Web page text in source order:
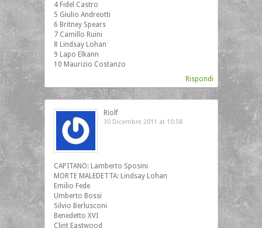
4 Fidel Castro
5 Giulio Andreotti
6 Britney Spears
7 Camillo Ruini
8 Lindsay Lohan
9 Lapo Elkann
10 Maurizio Costanzo
Rispondi
Riolf
30 Dicembre 2011 at 10:58
CAPITANO: Lamberto Sposini
MORTE MALEDETTA: Lindsay Lohan
Emilio Fede
Umberto Bossi
Silvio Berlusconi
Benedetto XVI
Clint Eastwood